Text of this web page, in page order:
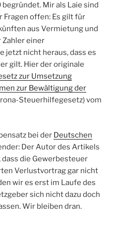
Mir als Laie sind
Fragen offen: Es gilt für
aus Vermietung und
Zahler einer
jetzt nicht heraus, dass es
gilt. Hier der originale
zur Umsetzung
zur Bewältigung der
Steuerhilfegesetz) vom
bei der Deutschen
Der Autor des Artikels
die Gewerbesteuer
Verlustvortrag gar nicht
wir es erst im Laufe des
sich nicht dazu doch
Wir bleiben dran.